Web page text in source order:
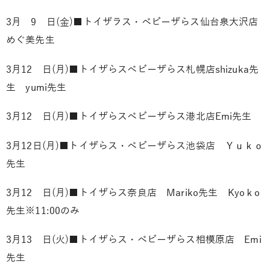
3月 9 日(金)■トイザラス・ベビーザらス仙台泉大沢店
めぐ美先生
3月12 日(月)■トイザらスベビーザらス札幌店shizuka先
生
yumi先生
3月12 日(月)■トイザらスベビーザらス港北店 Emi先生
3月12日(月)■トイザらス・ベビーザらス池袋店
Ｙｕｋｏ
先生
3月12 日(月)■トイザらス奈良店 Mariko先生
Kyoｋo
先生※11:00のみ
3月13 日(火)■トイザらス・ベビーザらス相模原店
Emi
先生